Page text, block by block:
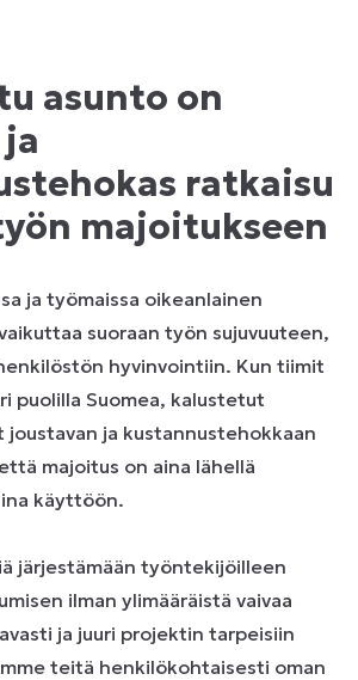
asunto on
ratkaisu
majoitukseen
ja työmaissa oikeanlainen
suoraan työn sujuvuuteen,
hyvinvointiin. Kun tiimit
puolilla Suomea, kalustetut
joustavan ja kustannustehokkaan
majoitus on aina lähellä
käyttöön.
järjestämään työntekijöilleen
ilman ylimääräistä vaivaa
ja juuri projektin tarpeisiin
teitä henkilökohtaisesti oman